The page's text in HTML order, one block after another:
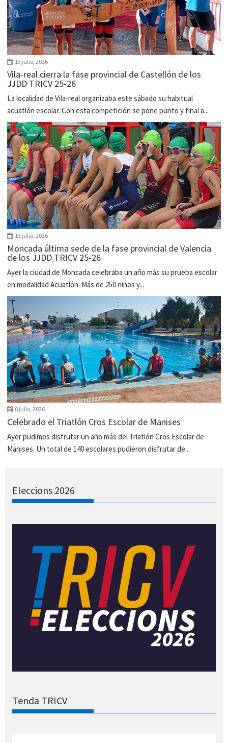
13 julio, 2026
Vila-real cierra la fase provincial de Castellón de los
JJDD TRICV 25-26
La localidad de Vila-real organizaba este sábado su habitual
acuatlón escolar. Con esta competición se pone punto y final a...
13 julio, 2026
Moncada última sede de la fase provincial de Valencia
de los JJDD TRICV 25-26
Ayer la ciudad de Moncada celebraba un año más su prueba escolar
en modalidad Acuatlón. Más de 250 niños y...
6 julio, 2026
Celebrado el Triatlón Cros Escolar de Manises
Ayer pudimos disfrutar un año más del Triatlón Cros Escolar de
Manises. Un total de 140 escolares pudieron disfrutar de...
Eleccions 2026
Tenda TRICV